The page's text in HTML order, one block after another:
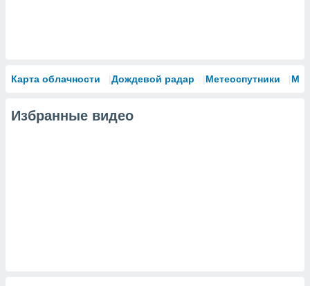
Карта облачности Дождевой радар Метеоспутники
Избранные видео